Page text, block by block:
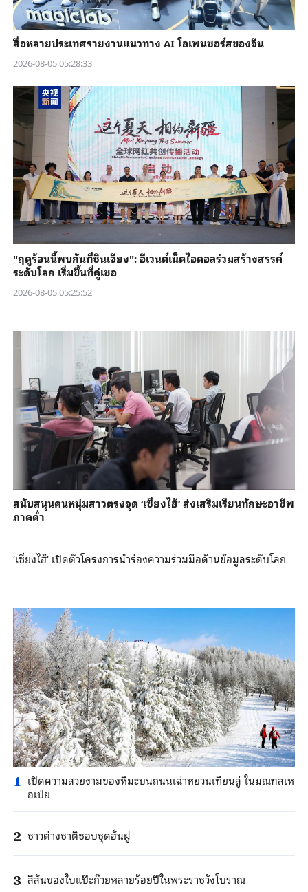
สื่อหลายประเทศรายงานแนวทาง AI โอเพนซอร์สของจีน
2026-08-05 05:28:33
"ฤดูร้อนนี้พบกันที่ซินเจียง": อีเวนต์เน็ตไอดอลร่วมสร้างสรรค์
ระดับโลก เริ่มขึ้นที่คู่เชอ
2026-08-05 05:25:52
สนับสนุนคนหนุ่มสาวตรงจุด ‘เซี่ยงไฮ้’ ส่งเสริมเรียนทักษะอาชีพ
ภาคค่ำ
‘เซี่ยงไฮ้’ เปิดตัวโครงการนำร่องความร่วมมือด้านข้อมูลระดับโลก
1 เปิดความสวยงามของหิมะบนถนนเฉ่าหยวนเทียนลู่ ในมณฑลเห
อเป่ย
2 ชาวต่างชาติชอบชุดฮั่นฝู
3 สีสันของใบแป๊ะก๊วยหลายร้อยปีในพระราชวังโบราณ